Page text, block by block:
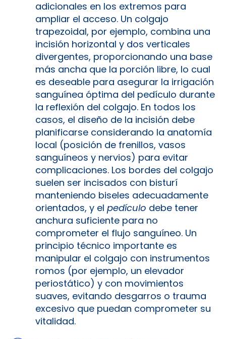
adicionales en los extremos para
ampliar el acceso. Un colgajo
trapezoidal, por ejemplo, combina una
incisión horizontal y dos verticales
divergentes, proporcionando una base
más ancha que la porción libre, lo cual
es deseable para asegurar la irrigación
sanguínea óptima del pedículo durante
la reflexión del colgajo. En todos los
casos, el diseño de la incisión debe
planificarse considerando la anatomía
local (posición de frenillos, vasos
sanguíneos y nervios) para evitar
complicaciones. Los bordes del colgajo
suelen ser incisados con bisturí
manteniendo biseles adecuadamente
orientados, y el pedículo debe tener
anchura suficiente para no
comprometer el flujo sanguíneo. Un
principio técnico importante es
manipular el colgajo con instrumentos
romos (por ejemplo, un elevador
periostático) y con movimientos
suaves, evitando desgarros o trauma
excesivo que puedan comprometer su
vitalidad​.